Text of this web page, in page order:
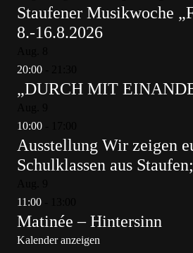
Staufener Musikwoche
8.-16.8.2026
20:00
„DURCH MIT
10:00
Ausstellung Wir zeigen
Schulklassen aus
11:00
Matinée – Hintersinn
Kalender anzeigen